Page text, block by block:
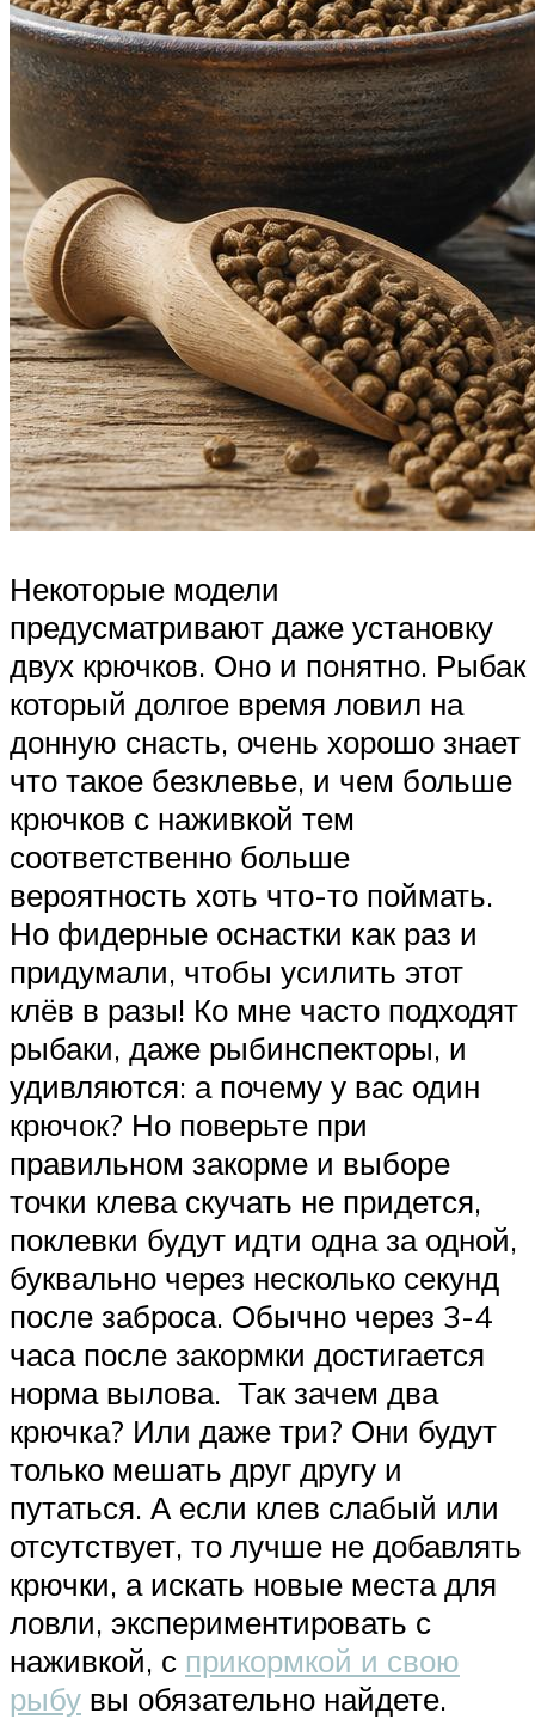
Некоторые модели
предусматривают даже установку
двух крючков. Оно и понятно. Рыбак
который долгое время ловил на
донную снасть, очень хорошо знает
что такое безклевье, и чем больше
крючков с наживкой тем
соответственно больше
вероятность хоть что-то поймать.
Но фидерные оснастки как раз и
придумали, чтобы усилить этот
клёв в разы! Ко мне часто подходят
рыбаки, даже рыбинспекторы, и
удивляются: а почему у вас один
крючок? Но поверьте при
правильном закорме и выборе
точки клева скучать не придется,
поклевки будут идти одна за одной,
буквально через несколько секунд
после заброса. Обычно через 3-4
часа после закормки достигается
норма вылова. Так зачем два
крючка? Или даже три? Они будут
только мешать друг другу и
путаться. А если клев слабый или
отсутствует, то лучше не добавлять
крючки, а искать новые места для
ловли, экспериментировать с
наживкой, с прикормкой и свою
рыбу вы обязательно найдете.